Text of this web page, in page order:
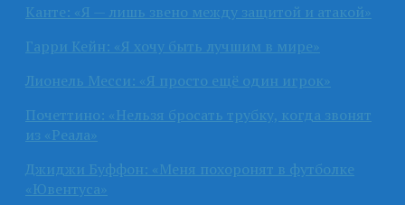
Канте: «Я — лишь звено между защитой и атакой»
Гарри Кейн: «Я хочу быть лучшим в мире»
Лионель Месси: «Я просто ещё один игрок»
Почеттино: «Нельзя бросать трубку, когда звонят
из «Реала»
Джиджи Буффон: «Меня похоронят в футболке
«Ювентуса»